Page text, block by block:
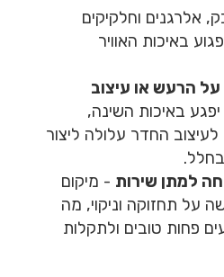
אלרגנים וחלקיקים
באיכות האוויר
הרעש או עיצוב
באיכות השינה,
החדר עלולה ליצור
למתן שירות - מיקום
על תחזוקה וניקוי, מה
פחות טובים ולתקלות